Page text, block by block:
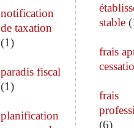
notification
de taxation
(1)
paradis fiscal
(1)
planification
stable(
frais
frais
(6)